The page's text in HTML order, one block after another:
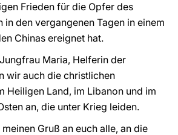
Frieden für die Opfer des
in den vergangenen Tagen in einem
Chinas ereignet hat.
Maria, Helferin der
wir auch die christlichen
Heiligen Land, im Libanon und im
an, die unter Krieg leiden.
Gruß an euch alle, an die